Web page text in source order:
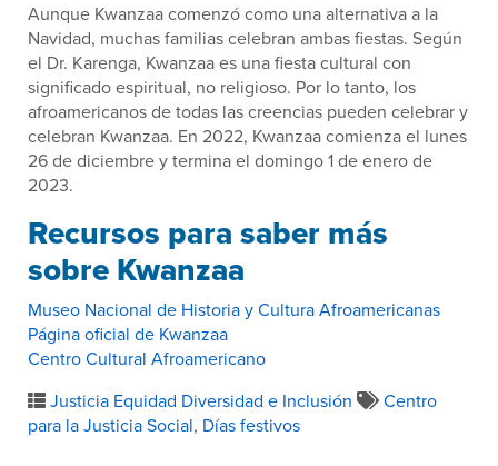
Aunque Kwanzaa comenzó como una alternativa a la
Navidad, muchas familias celebran ambas fiestas. Según
el Dr. Karenga, Kwanzaa es una fiesta cultural con
significado espiritual, no religioso. Por lo tanto, los
afroamericanos de todas las creencias pueden celebrar y
celebran Kwanzaa. En 2022, Kwanzaa comienza el lunes
26 de diciembre y termina el domingo 1 de enero de
2023.
Recursos para saber más
sobre Kwanzaa
Museo Nacional de Historia y Cultura Afroamericanas
Página oficial de Kwanzaa
Centro Cultural Afroamericano
Justicia Equidad Diversidad e Inclusión
Centro
para la Justicia Social, Días festivos